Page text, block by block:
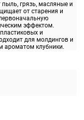
грязь, масляные и
от старения и
эффектом.
и
для молдингов и
ароматом клубники.